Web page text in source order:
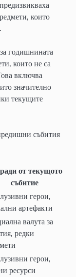
които
годишнината
които не са
включва
значително
текущите
събития
от текущото
събитие
герои,
артефакти
валута за
редки
герои,
ресурси